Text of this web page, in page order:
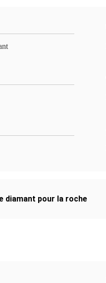
diamant pour la roche